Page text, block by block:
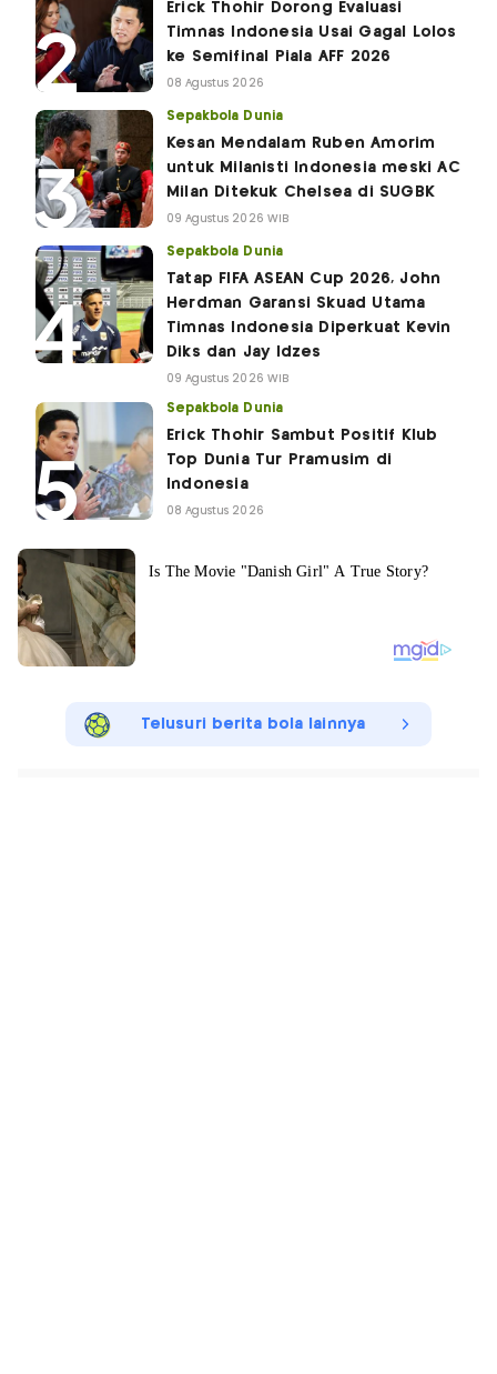
Erick Thohir Dorong Evaluasi
Timnas Indonesia Usai Gagal Lolos
ke Semifinal Piala AFF 2026
08 Agustus 2026
Sepakbola Dunia
Kesan Mendalam Ruben Amorim
untuk Milanisti Indonesia meski AC
Milan Ditekuk Chelsea di SUGBK
09 Agustus 2026 WIB
Sepakbola Dunia
Tatap FIFA ASEAN Cup 2026, John
Herdman Garansi Skuad Utama
Timnas Indonesia Diperkuat Kevin
Diks dan Jay Idzes
09 Agustus 2026 WIB
Sepakbola Dunia
Erick Thohir Sambut Positif Klub
Top Dunia Tur Pramusim di
Indonesia
08 Agustus 2026
Telusuri berita bola lainnya